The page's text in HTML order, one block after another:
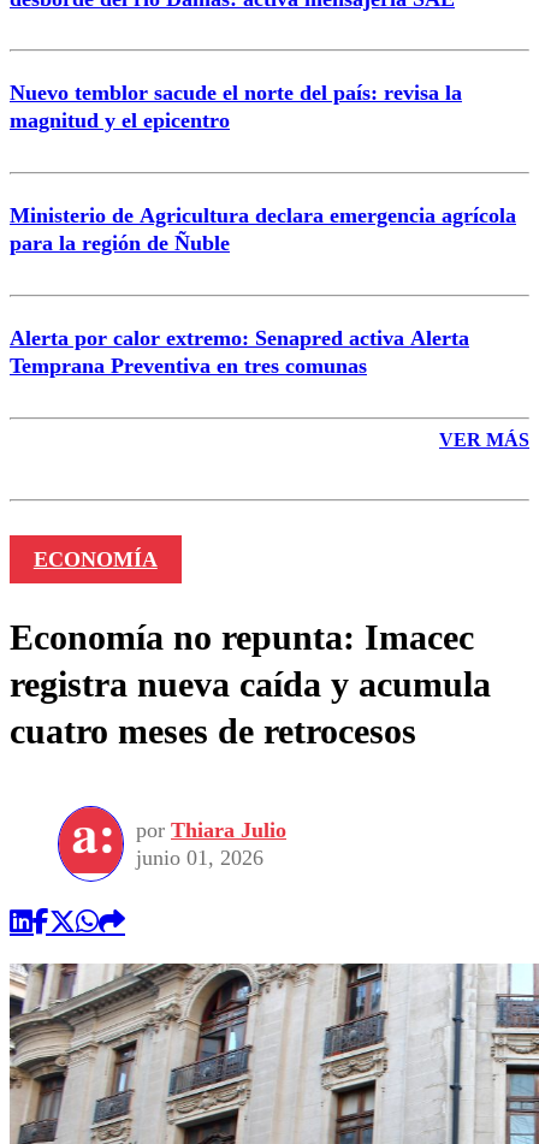
Nuevo temblor sacude el norte del país: revisa la
magnitud y el epicentro
Ministerio de Agricultura declara emergencia agrícola
para la región de Ñuble
Alerta por calor extremo: Senapred activa Alerta
Temprana Preventiva en tres comunas
VER MÁS
ECONOMÍA
Economía no repunta: Imacec
registra nueva caída y acumula
cuatro meses de retrocesos
por Thiara Julio
junio 01, 2026